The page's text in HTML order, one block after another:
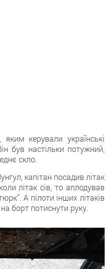
яким керували українські
був настільки потужний,
скло.
капітан посадив літак
літак сів, то аплодував
А пілоти інших літаків
борт потиснути руку.